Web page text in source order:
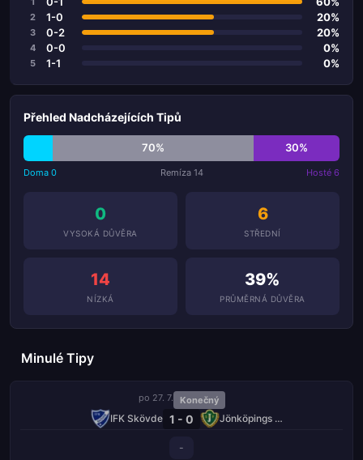
2 1-0 20%
3 0-2 20%
4 0-0 0%
5 1-1 0%
Přehled Nadcházejících Tipů
70% 30%
Doma 0 Remíza 14 Hosté 6
0
VYSOKÁ DŮVĚRA
6
STŘEDNÍ
14
NÍZKÁ
39%
PRŮMĚRNÁ DŮVĚRA
Minulé Tipy
po 27. 7. Konečný
IFK Skövde 1 - 0 Jönköpings Södra
-